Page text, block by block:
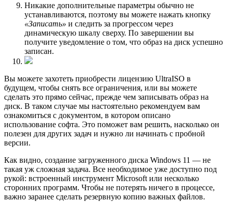
Никакие дополнительные параметры обычно не
устанавливаются, поэтому вы можете нажать кнопку
«Записать» и следить за прогрессом через
динамическую шкалу сверху. По завершении вы
получите уведомление о том, что образ на диск успешно
записан.
Вы можете захотеть приобрести лицензию UltraISO в
будущем, чтобы снять все ограничения, или вы можете
сделать это прямо сейчас, прежде чем записывать образ на
диск. В таком случае мы настоятельно рекомендуем вам
ознакомиться с документом, в котором описано
использование софта. Это поможет вам решить, насколько он
полезен для других задач и нужно ли начинать с пробной
версии.
Как видно, создание загруженного диска Windows 11 — не
такая уж сложная задача. Все необходимое уже доступно под
рукой: встроенный инструмент Microsoft или несколько
сторонних программ. Чтобы не потерять ничего в процессе,
важно заранее сделать резервную копию важных файлов.